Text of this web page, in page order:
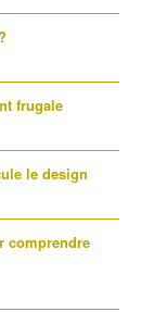
frugale
le design
comprendre